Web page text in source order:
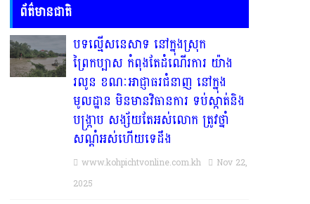
ព័ត៌មានជាតិ
បទល្មើសនេសាទ នៅក្នុងស្រុក
ព្រៃកប្បាស កំពុងតែដំណើរការ យ៉ាង
រលូន ខណៈអាជ្ញាធរជំនាញ នៅក្នុង
មូលដ្ឋាន មិនមានវិធានការ ទប់ស្កាត់និង
បង្ក្រាប សង្ស័យតែអស់លោក ត្រូវថ្នាំ
សណ្ដំអស់ហើយទេដឹង
www.kohpichtvonline.com.kh
Nov 22,
2025